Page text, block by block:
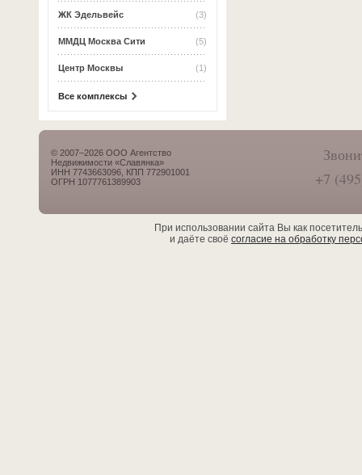
(3)
ЖК Эдельвейс
(5)
ММДЦ Москва Сити
(1)
Центр Москвы
Все комплексы
© 2007–2026 ООО Агентство
Недвижимости «Славянка»
ИНН 7743663096, КПП 772901001
ОГРН 1077761389903
+7
При использовании сайта Вы как
и даёте своё согласие на обработку